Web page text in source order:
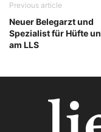
Previous article
Neuer Belegarzt und
Spezialist für Hüfte
am LLS